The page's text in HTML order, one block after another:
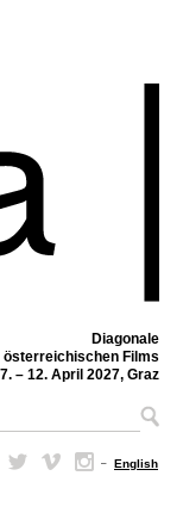
Diagonale
österreichischen Films
7. – 12. April 2027, Graz
– English